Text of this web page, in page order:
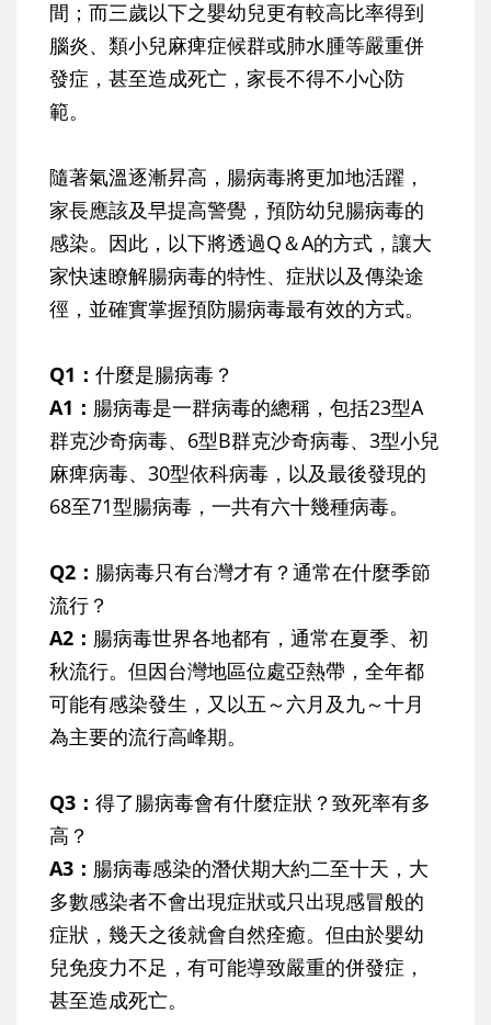
間；而三歲以下之嬰幼兒更有較高比率得到
腦炎、類小兒麻痺症候群或肺水腫等嚴重併
發症，甚至造成死亡，家長不得不小心防
範。
隨著氣溫逐漸昇高，腸病毒將更加地活躍，
家長應該及早提高警覺，預防幼兒腸病毒的
感染。因此，以下將透過Q＆A的方式，讓大
家快速瞭解腸病毒的特性、症狀以及傳染途
徑，並確實掌握預防腸病毒最有效的方式。
Q1： 什麼是腸病毒？
A1： 腸病毒是一群病毒的總稱，包括23型A
群克沙奇病毒、6型B群克沙奇病毒、3型小兒
麻痺病毒、30型依科病毒，以及最後發現的
68至71型腸病毒，一共有六十幾種病毒。
Q2： 腸病毒只有台灣才有？通常在什麼季節
流行？
A2： 腸病毒世界各地都有，通常在夏季、初
秋流行。但因台灣地區位處亞熱帶，全年都
可能有感染發生，又以五～六月及九～十月
為主要的流行高峰期。
Q3： 得了腸病毒會有什麼症狀？致死率有多
高？
A3： 腸病毒感染的潛伏期大約二至十天，大
多數感染者不會出現症狀或只出現感冒般的
症狀，幾天之後就會自然痊癒。 但由於嬰幼
兒免疫力不足，有可能導致嚴重的併發症，
甚至造成死亡。